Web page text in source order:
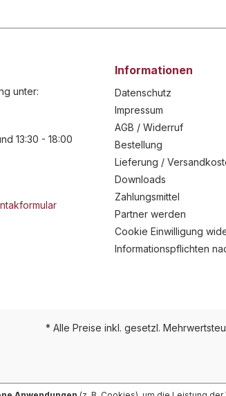
unter:
13:30 - 18:00
Informationen
Datenschutz
Impressum
AGB / Widerruf
Bestellung
Lieferung /
Downloads
Zahlungsmittel
Partner werden
Cookie Einwilligung
Informationspflichten
* Alle Preise inkl. gesetzl.